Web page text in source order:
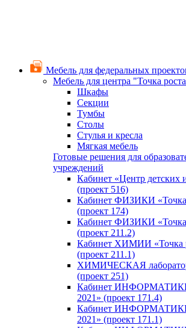
Мебель для федеральных
Мебель для центра "Точка
Шкафы
Секции
Тумбы
Столы
Стулья и кресла
Мягкая мебель
Готовые решения для
учреждений
Кабинет «Центр детских
(проект 516)
Кабинет ФИЗИКИ «Точка
(проект 174)
Кабинет ФИЗИКИ «Точка
(проект 211.2)
Кабинет ХИМИИ «Точка
(проект 211.1)
ХИМИЧЕСКАЯ
(проект 251)
Кабинет ИНФОРМАТИКИ
2021» (проект 171.4)
Кабинет ИНФОРМАТИКИ
2021» (проект 171.1)